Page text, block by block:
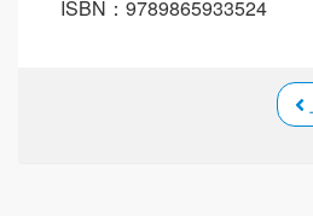
ISBN：9789865933524